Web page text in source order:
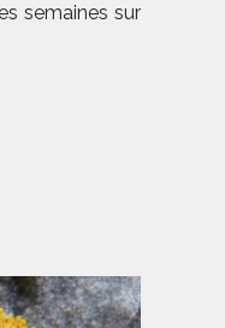
semaines sur